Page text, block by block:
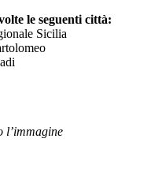
le seguenti città:
Sicilia
l’immagine